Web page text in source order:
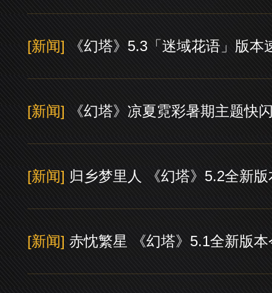
[新闻] 《幻塔》5.3「迷域花语」版本
[新闻] 《幻塔》凉夏霓彩暑期主题快
[新闻] 归乡梦里人 《幻塔》5.2全新
[新闻] 赤忱繁星 《幻塔》5.1全新版